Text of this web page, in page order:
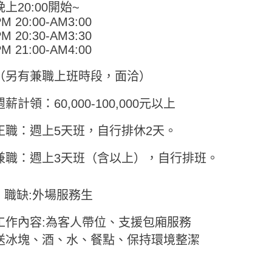
上20:00開始~
20:00-AM3:00
20:30-AM3:30
21:00-AM4:00
（另有兼職上班時段，面洽）
薪計領：60,000-100,000元以上
職：週上5天班，自行排休2天。
職：週上3天班（含以上），自行排班。
職缺:外場服務生
作內容:為客人帶位、支援包廂服務
冰塊、酒、水、餐點、保持環境整潔